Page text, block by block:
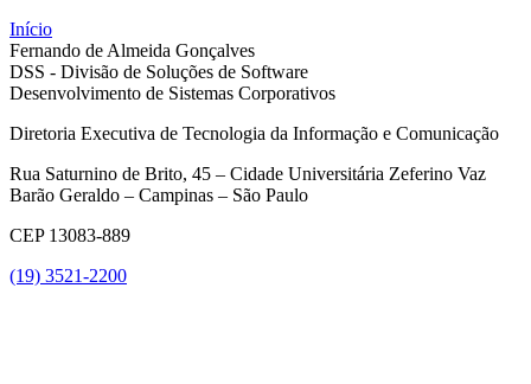
Início
Fernando de Almeida Gonçalves
DSS - Divisão de Soluções de Software
Desenvolvimento de Sistemas Corporativos
Diretoria Executiva de Tecnologia da Informação e Comunicação
Rua Saturnino de Brito, 45 – Cidade Universitária Zeferino Vaz
Barão Geraldo – Campinas – São Paulo
CEP 13083-889
(19) 3521-2200